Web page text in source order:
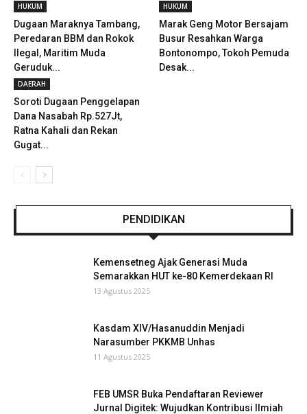
HUKUM
Dugaan Maraknya Tambang,
Peredaran BBM dan Rokok
Ilegal, Maritim Muda
Geruduk...
HUKUM
Marak Geng Motor Bersajam
Busur Resahkan Warga
Bontonompo, Tokoh Pemuda
Desak...
DAERAH
Soroti Dugaan Penggelapan
Dana Nasabah Rp.527Jt,
Ratna Kahali dan Rekan
Gugat...
PENDIDIKAN
Kemensetneg Ajak Generasi Muda
Semarakkan HUT ke-80 Kemerdekaan RI
13 Agustus 2025
Kasdam XIV/Hasanuddin Menjadi
Narasumber PKKMB Unhas
11 Agustus 2025
FEB UMSR Buka Pendaftaran Reviewer
Jurnal Digitek: Wujudkan Kontribusi Ilmiah